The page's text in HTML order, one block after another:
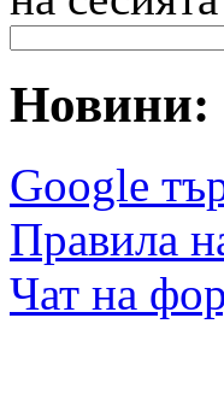
Новини:
Google
Правила
Чат на